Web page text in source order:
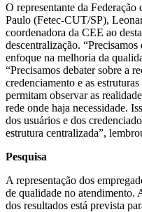
O representante da
Paulo (Fetec-CUT/SP),
coordenadora da CEE ao
descentralização.
enfoque na melhoria da
“Precisamos debater sobre a
credenciamento e as
permitam observar as
rede onde haja necessidade.
dos usuários e dos
estrutura centralizada”,
Pesquisa
A representação dos
de qualidade no atendimento.
dos resultados está prevista